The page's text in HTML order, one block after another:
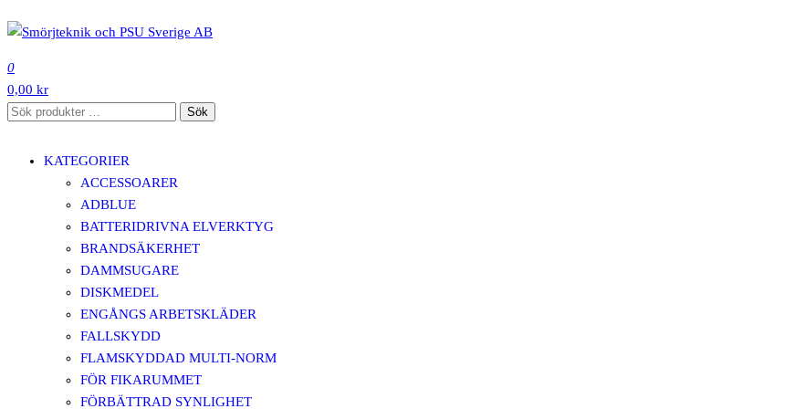
till
innehåll
0
0,00 kr
Sök
Sök
KATEGORIER
ACCESSOARER
ADBLUE
BATTERIDRIVNA ELVERKTYG
BRANDSÄKERHET
DAMMSUGARE
DISKMEDEL
ENGÅNGS ARBETSKLÄDER
FALLSKYDD
FLAMSKYDDAD MULTI-NORM
FÖR FIKARUMMET
FÖRBÄTTRAD SYNLIGHET